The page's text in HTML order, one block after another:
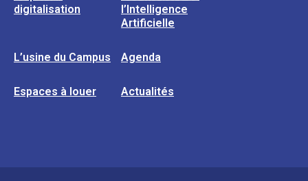
digitalisation
l’Intelligence
Artificielle
L’usine du Campus Agenda
Espaces à louer Actualités